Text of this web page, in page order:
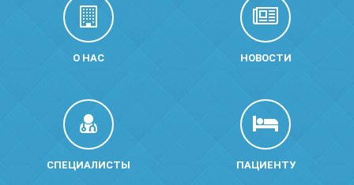
О НАС НОВОСТИ
СПЕЦИАЛИСТЫ ПАЦИЕНТУ